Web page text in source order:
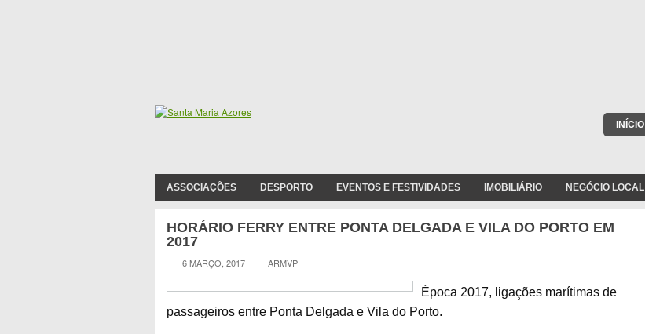
INÍCIO
ASSOCIAÇÕES DESPORTO EVENTOS E FESTIVIDADES IMOBILIÁRIO NEGÓCIO LOCAL
HORÁRIO FERRY ENTRE PONTA DELGADA E VILA DO PORTO EM
2017
6 MARÇO, 2017 ARMVP
Época 2017, ligações marítimas de
passageiros entre Ponta Delgada e Vila do Porto.